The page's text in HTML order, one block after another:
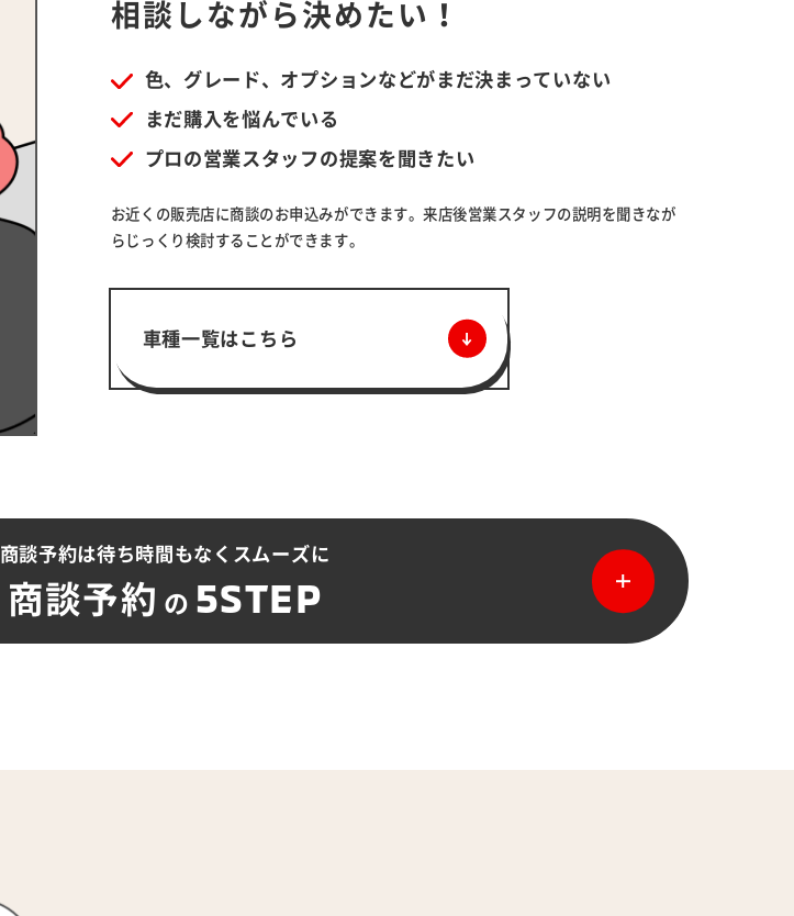
相談しながら決めたい！
色、グレード、オプションなどがまだ決まっていない
まだ購入を悩んでいる
プロの営業スタッフの提案を聞きたい
お近くの販売店に商談のお申込みができます。来店後営業スタッフの説明を聞きなが
らじっくり検討することができます。
車種一覧はこちら
商談予約は待ち時間もなくスムーズに
商談予約 の 5STEP